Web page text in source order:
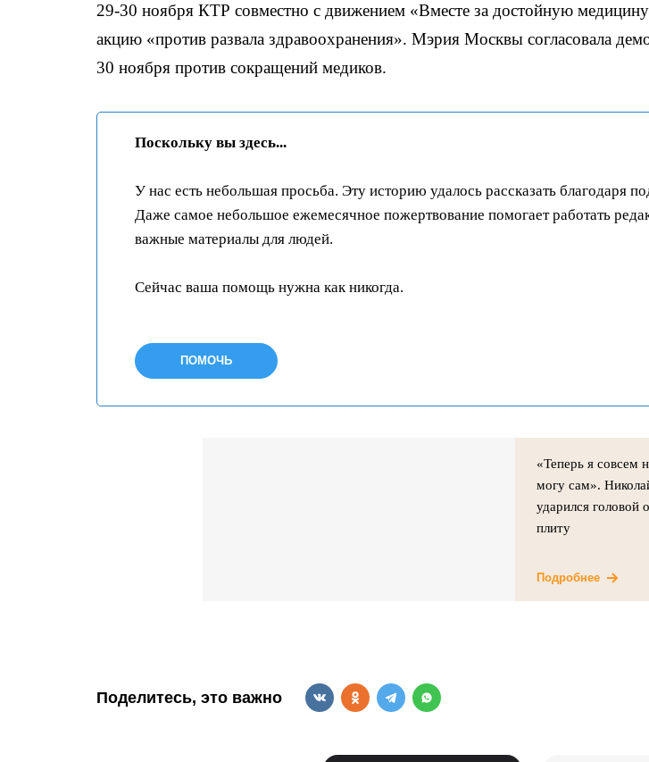
29-30 ноября КТР совместно с движением «Вместе за достойную
акцию «против развала здравоохранения». Мэрия Москвы согласовала
30 ноября против сокращений медиков.
Поскольку вы здесь...
У нас есть небольшая просьба. Эту историю удалось рассказать благодаря
Даже самое небольшое ежемесячное пожертвование помогает работать
важные материалы для людей.
Сейчас ваша помощь нужна как никогда.
ПОМОЧЬ
«Теперь я совсем
могу сам».
ударился головой
плиту
Подробнее
Поделитесь, это важно